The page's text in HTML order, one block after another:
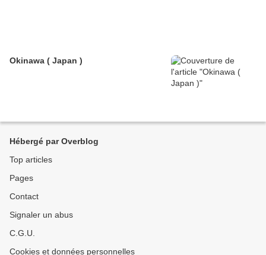
Okinawa ( Japan )
Hébergé par Overblog
Top articles
Pages
Contact
Signaler un abus
C.G.U.
Cookies et données personnelles